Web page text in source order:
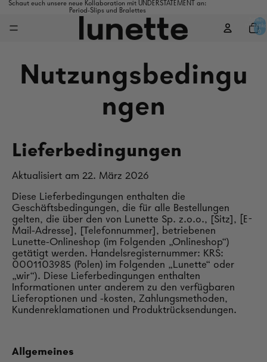
Schaut euch unsere neue Kollaboration mit UNDERSTATEMENT an:
Period-Slips und Bralettes
Artikel
0
Nutzungsbedingu
ngen
Lieferbedingungen
Aktualisiert am 22. März 2026
Diese Lieferbedingungen enthalten die
Geschäftsbedingungen, die für alle Bestellungen
gelten, die über den von Lunette Sp. z.o.o., [Sitz], [E-
Mail-Adresse], [Telefonnummer], betriebenen
Lunette-Onlineshop (im Folgenden „Onlineshop“)
getätigt werden. Handelsregisternummer: KRS:
0001103985 (Polen) im Folgenden „Lunette“ oder
„wir“). Diese Lieferbedingungen enthalten
Informationen unter anderem zu den verfügbaren
Lieferoptionen und -kosten, Zahlungsmethoden,
Kundenreklamationen und Produktrücksendungen.
Allgemeines